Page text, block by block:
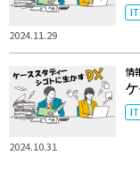
2024.11.29
IT
2024.10.31
情
IT